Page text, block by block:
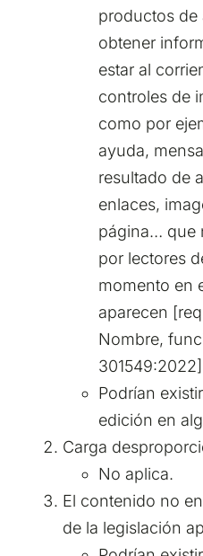
productos
obtener
estar al
controles de
como por
ayuda,
resultado de
enlaces,
página… que
por lectores
momento en
aparecen
Nombre,
Podrían
edición en
Carga
No aplica.
El contenido no
de la legislación